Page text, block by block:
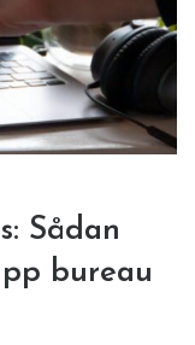
Sådan
bureau